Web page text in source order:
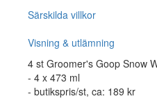
Särskilda villkor
Visning & utlämning
4 st Groomer's Goop Snow
- 4 x 473 ml
- butikspris/st, ca: 189 kr